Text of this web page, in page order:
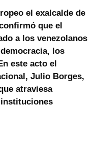
el exalcalde de
que el
a los venezolanos
los
este acto el
Julio Borges,
atraviesa